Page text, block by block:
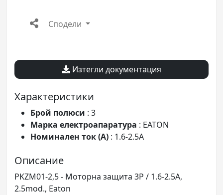
Сподели
Изтегли документация
Характеристики
Брой полюси : 3
Марка електроапаратура : EATON
Номинален ток (A) : 1.6-2.5A
Описание
PKZM01-2,5 - Моторна защита 3P / 1.6-2.5A,
2.5mod., Eaton